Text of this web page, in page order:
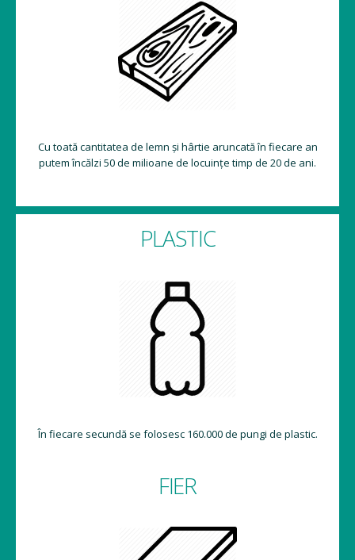
Cu toată cantitatea de lemn și hârtie aruncată în fiecare an
putem încălzi 50 de milioane de locuințe timp de 20 de ani.
PLASTIC
În fiecare secundă se folosesc 160.000 de pungi de plastic.
FIER